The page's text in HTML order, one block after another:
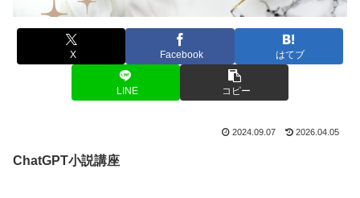
X Facebook はてブ
LINE コピー
2024.09.07 2026.04.05
ChatGPT小説講座